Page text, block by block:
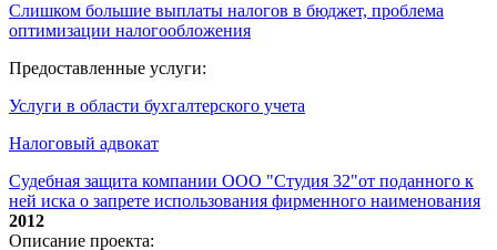
Слишком большие выплаты налогов в бюджет, проблема
оптимизации налогообложения
Предоставленные услуги:
Услуги в области бухгалтерского учета
Налоговый адвокат
Судебная защита компании ООО "Студия 32"от поданного к
ней иска о запрете использования фирменного наименования
2012
Описание проекта: